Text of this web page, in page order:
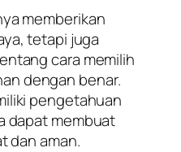
memberikan
tetapi juga
cara memilih
dengan benar.
pengetahuan
dapat membuat
dan aman.